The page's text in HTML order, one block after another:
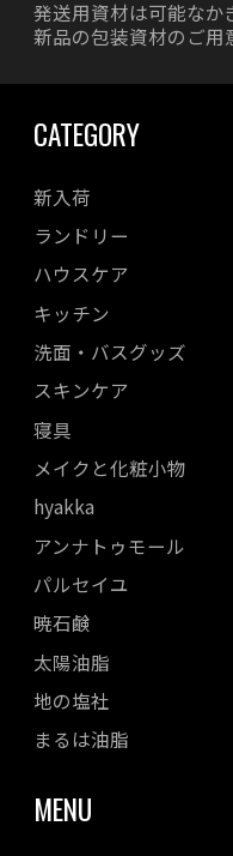
発送用資材は可能なか
新品の包装資材のご用
CATEGORY
新入荷
ランドリー
ハウスケア
キッチン
洗面・バスグッズ
スキンケア
寝具
メイクと化粧小物
hyakka
アンナトゥモール
パルセイユ
暁石鹸
太陽油脂
地の塩社
まるは油脂
MENU